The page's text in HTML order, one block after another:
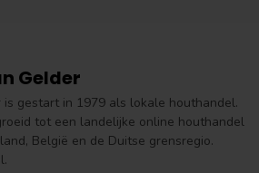
Gelder
gestart in 1979 als lokale houthandel.
tot een landelijke online houthandel
België en de Duitse grensregio.